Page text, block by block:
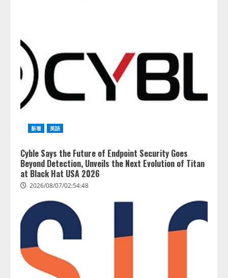
新着 英語
Cyble Says the Future of Endpoint Security Goes
Beyond Detection, Unveils the Next Evolution of Titan
at Black Hat USA 2026
2026/08/07/02:54:48